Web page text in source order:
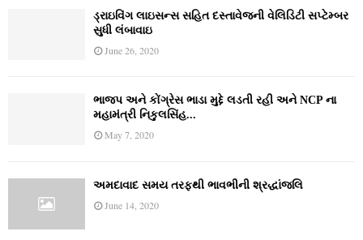
ડ્રાઇવિંગ લાઇસન્સ સહિત દસ્તાવેજની વેલિડિટી સપ્ટેમ્બર
સુધી લંબાવાઇ
June 26, 2020
ભાજપ અને કોંગ્રેસ ભાડા મુદ્દે લડતી રહી અને NCP ના
મહામંત્રી નિકુલસિંહ...
May 7, 2020
અમદાવાદ સમય તરફથી ભાવભીની શ્રદ્ધાંજલિ
June 14, 2020